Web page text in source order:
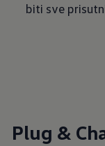
biti sve
Plug &